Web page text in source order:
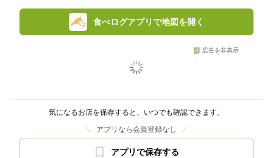
食べログアプリで地図を開く
広告を非表示
気になるお店を保存すると、いつでも確認できます。
アプリなら会員登録なし
アプリで保存する